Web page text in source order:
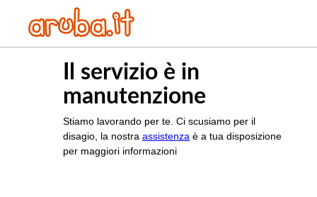
Il servizio è in
manutenzione
Stiamo lavorando per te. Ci scusiamo per il
disagio, la nostra assistenza è a tua disposizione
per maggiori informazioni